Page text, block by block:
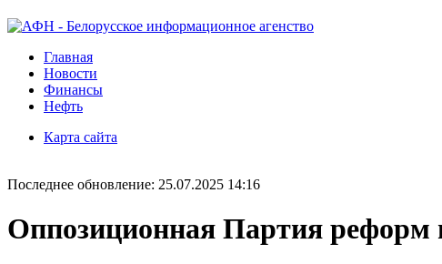
Главная
Новости
Финансы
Нефть
Карта сайта
Последнее обновление: 25.07.2025 14:16
Оппозиционная Партия реформ